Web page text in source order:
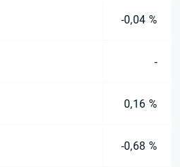
-0,04 %
-
0,16 %
-0,68 %